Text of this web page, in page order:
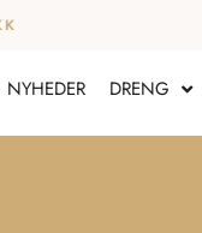
NYHEDER DRENG